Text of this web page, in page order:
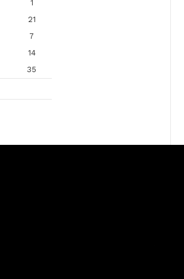
1
21
7
14
35